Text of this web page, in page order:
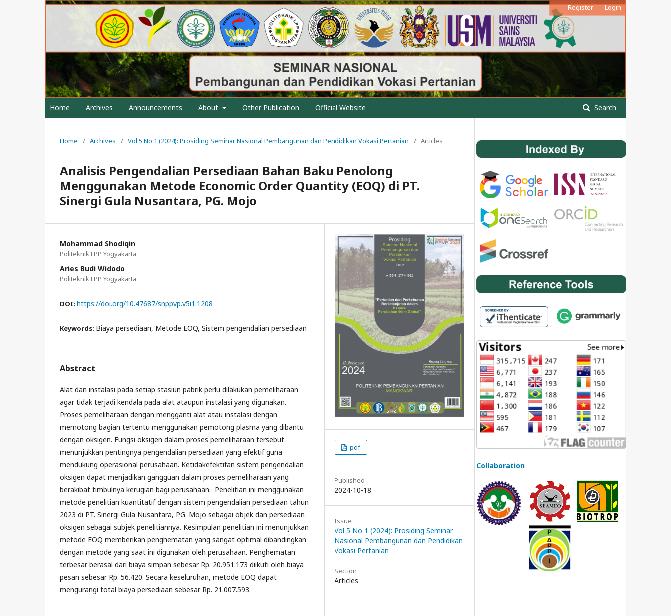
Home Archives Announcements About Other Publication Official Website Search
Register Login
Home / Archives / Vol 5 No 1 (2024): Prosiding Seminar Nasional Pembangunan dan Pendidikan Vokasi Pertanian / Articles
Analisis Pengendalian Persediaan Bahan Baku Penolong
Menggunakan Metode Economic Order Quantity (EOQ) di PT.
Sinergi Gula Nusantara, PG. Mojo
Mohammad Shodiqin
Politeknik LPP Yogyakarta
Aries Budi Widodo
Politeknik LPP Yogyakarta
DOI: https://doi.org/10.47687/snppvp.v5i1.1208
Keywords: Biaya persediaan, Metode EOQ, Sistem pengendalian persediaan
Abstract
Alat dan instalasi pada setiap stasiun pabrik perlu dilakukan pemeliharaan
agar tidak terjadi kendala pada alat ataupun instalasi yang digunakan.
Proses pemeliharaan dengan mengganti alat atau instalasi dengan
memotong bagian tertentu menggunakan pemotong plasma yang dibantu
dengan oksigen. Fungsi oksigen dalam proses pemeliharaan tersebut
menunjukkan pentingnya pengendalian persediaan yang efektif guna
mendukung operasional perusahaan. Ketidakefektifan sistem pengendalian
oksigen dapat menjadikan gangguan dalam proses pemeliharaan yang
berakibat timbulnya kerugian bagi perusahaan. Penelitian ini menggunakan
metode penelitian kuantitatif dengan sistem pengendalian persediaan tahun
2023 di PT. Sinergi Gula Nusantara, PG. Mojo sebagai objek dan persediaan
oksigen sebagai subjek penelitiannya. Kesimpulan penelitian ini menunjukkan
metode EOQ memberikan penghematan yang sangat optimal dibandingkan
dengan metode yang saat ini digunakan oleh perusahaan. Penghematan
terbesar berasal dari biaya simpan sebesar Rp. 20.951.173 diikuti oleh biaya
pesan sebesar Rp. 56.420. Secara keseluruhan, metode EOQ dapat
mengurangi total biaya persediaan sebesar Rp. 21.007.593.
pdf
Published
2024-10-18
Issue
Vol 5 No 1 (2024): Prosiding Seminar
Nasional Pembangunan dan Pendidikan
Vokasi Pertanian
Section
Articles
Collaboration